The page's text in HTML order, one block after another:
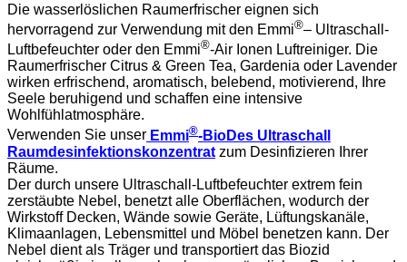
Die wasserlöslichen Raumerfrischer eignen sich
hervorragend zur Verwendung mit den Emmi®– Ultraschall-
Luftbefeuchter oder den Emmi®-Air Ionen Luftreiniger. Die
Raumerfrischer Citrus & Green Tea, Gardenia oder Lavender
wirken erfrischend, aromatisch, belebend, motivierend, Ihre
Seele beruhigend und schaffen eine intensive
Wohlfühlatmosphäre.
Verwenden Sie unser Emmi®-BioDes Ultraschall
Raumdesinfektionskonzentrat zum Desinfizieren Ihrer
Räume.
Der durch unsere Ultraschall-Luftbefeuchter extrem fein
zerstäubte Nebel, benetzt alle Oberflächen, wodurch der
Wirkstoff Decken, Wände sowie Geräte, Lüftungskanäle,
Klimaanlagen, Lebensmittel und Möbel benetzen kann. Der
Nebel dient als Träger und transportiert das Biozid